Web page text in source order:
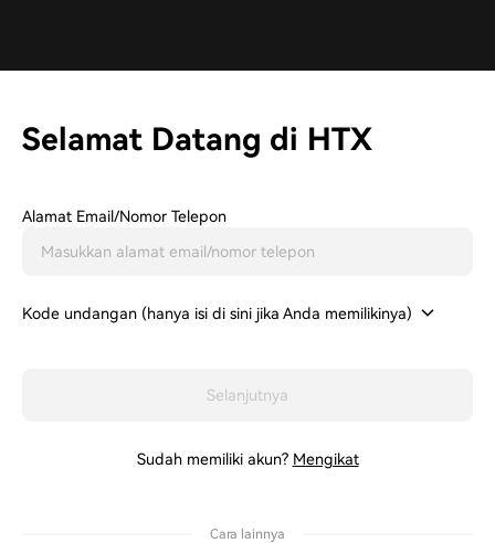
Selamat Datang di HTX
Alamat Email/Nomor Telepon
Kode undangan (hanya isi di sini jika Anda memilikinya)
Selanjutnya
Sudah memiliki akun? Mengikat
Cara lainnya